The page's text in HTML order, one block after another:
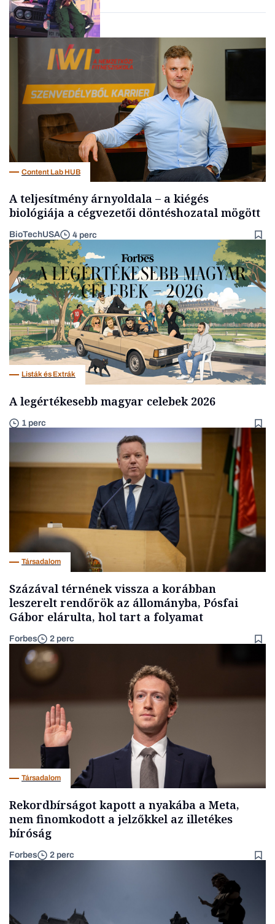
Content Lab HUB
A teljesítmény árnyoldala – a kiégés
biológiája a cégvezetői döntéshozatal mögött
BioTechUSA 4 perc
Listák és Extrák
A legértékesebb magyar celebek 2026
1 perc
Társadalom
Százával térnének vissza a korábban
leszerelt rendőrök az állományba, Pósfai
Gábor elárulta, hol tart a folyamat
Forbes 2 perc
Társadalom
Rekordbírságot kapott a nyakába a Meta,
nem finomkodott a jelzőkkel az illetékes
bíróság
Forbes 2 perc